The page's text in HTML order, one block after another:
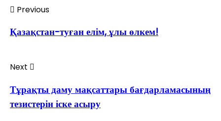
Previous
Қазақстан-туған елім, ұлы өлкем!
Next
Тұрақты даму мақсаттары бағдарламасының
тезистерін іске асыру